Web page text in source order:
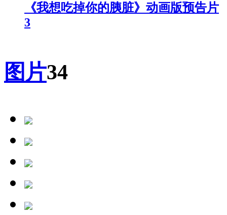
《我想吃掉你的胰脏》动画版预告片
3
图片34